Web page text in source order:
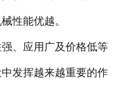
性能优越。
、应用广及价格低等
发挥越来越重要的作